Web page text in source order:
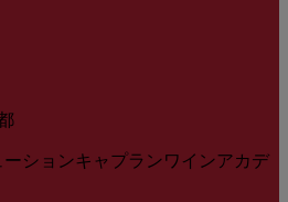
ションキャプランワインアカデ